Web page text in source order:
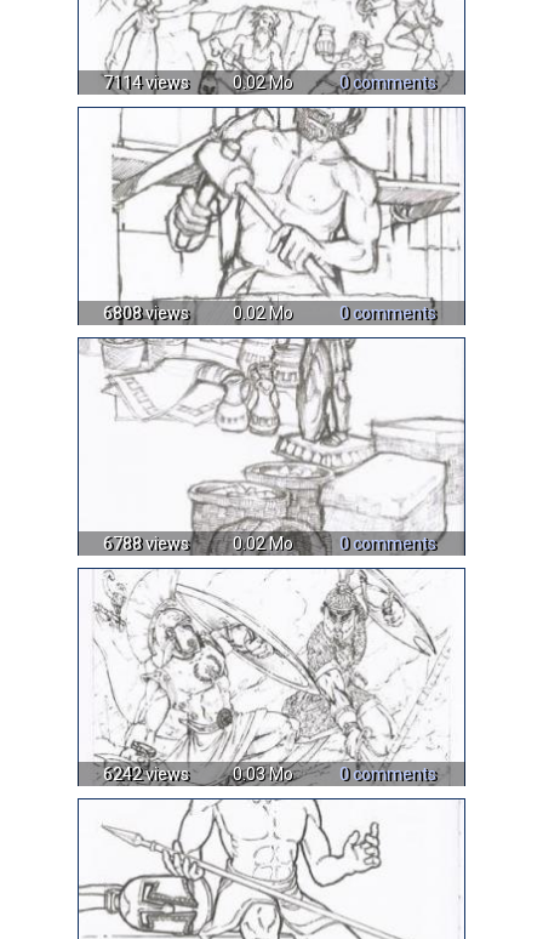
7114 views 0.02 Mo 0 comments
6808 views 0.02 Mo 0 comments
6788 views 0.02 Mo 0 comments
6242 views 0.03 Mo 0 comments